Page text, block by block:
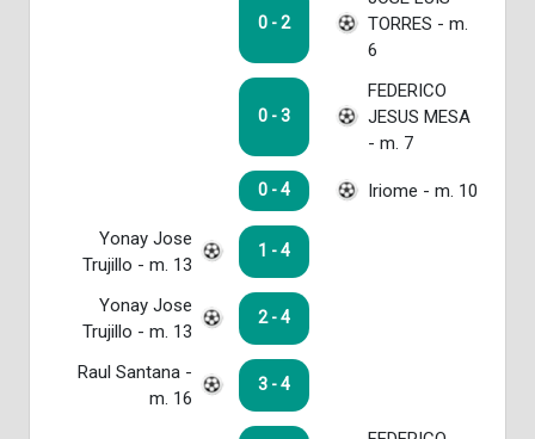
0 - 2
TORRES - m.
6
0 - 3
FEDERICO
JESUS MESA
- m. 7
0 - 4 Iriome - m. 10
Yonay Jose
Trujillo - m. 13
1 - 4
Yonay Jose
Trujillo - m. 13
2 - 4
Raul Santana -
m. 16
3 - 4